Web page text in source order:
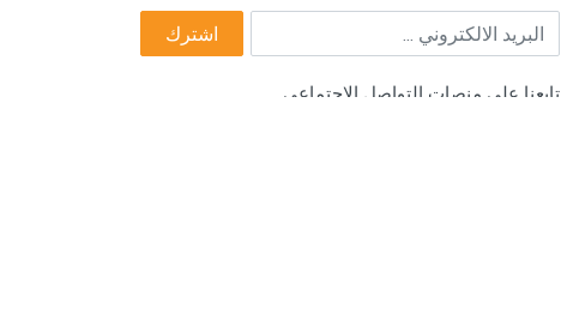
البريد الالكتروني اشترك
تابعنا على منصات التواصل الاجتماعي